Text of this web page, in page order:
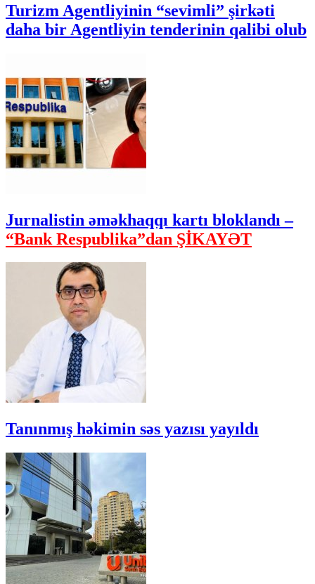
Turizm Agentliyinin “sevimli” şirkəti
daha bir Agentliyin tenderinin qalibi olub
Jurnalistin əməkhaqqı kartı bloklandı –
“Bank Respublika”dan ŞİKAYƏT
Tanınmış həkimin səs yazısı yayıldı